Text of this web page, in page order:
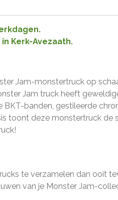
Kerk-Avezaath.
Jam-monstertruck op
Jam truck heeft
BKT-banden, gestileerde
toont deze monstertruck de
te verzamelen dan ooit
van je Monster Jam-